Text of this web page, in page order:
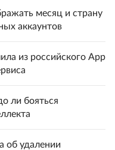
месяц и страну
аккаунтов
из российского App
ли бояться
об удалении